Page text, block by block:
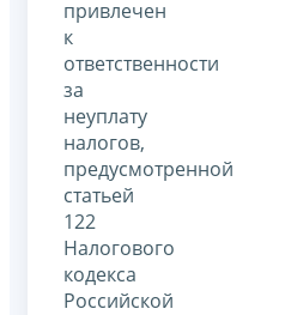
привлечен
к
ответственности
за
неуплату
налогов,
предусмотренной
статьей
122
Налогового
кодекса
Российской